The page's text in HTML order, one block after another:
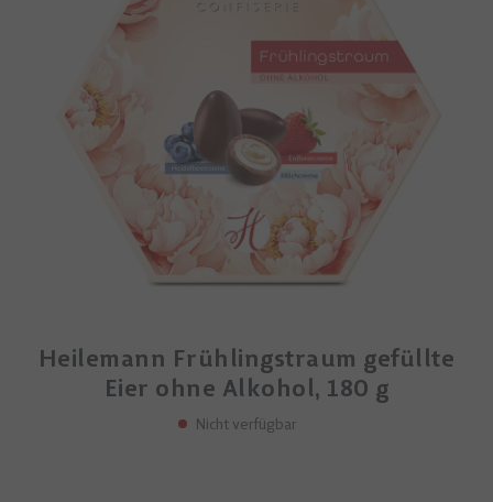
Heilemann Frühlingstraum gefüllte
Eier ohne Alkohol, 180 g
Nicht verfügbar